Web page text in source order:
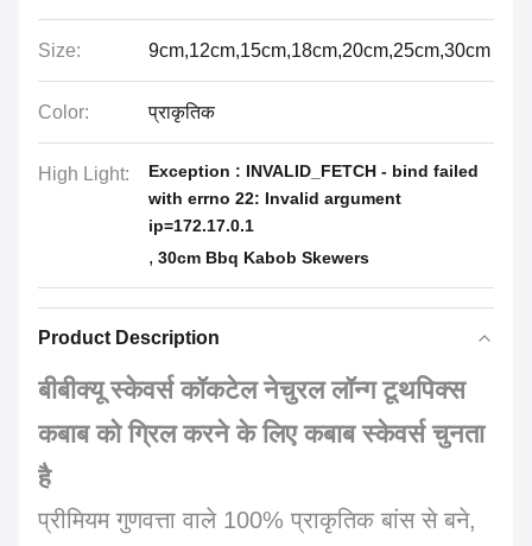
Size: 9cm,12cm,15cm,18cm,20cm,25cm,30cm
Color: प्राकृतिक
High Light:
Exception : INVALID_FETCH - bind failed
with errno 22: Invalid argument
ip=172.17.0.1
, 30cm Bbq Kabob Skewers
Product Description
बीबीक्यू स्केवर्स कॉकटेल नेचुरल लॉन्ग टूथपिक्स
कबाब को ग्रिल करने के लिए कबाब स्केवर्स चुनता
है
प्रीमियम गुणवत्ता वाले 100% प्राकृतिक बांस से बने,